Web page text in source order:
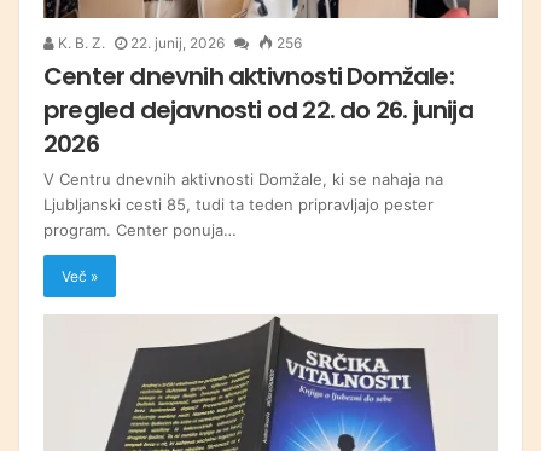
K. B. Z. 22. junij, 2026 256
Center dnevnih aktivnosti Domžale:
pregled dejavnosti od 22. do 26. junija
2026
V Centru dnevnih aktivnosti Domžale, ki se nahaja na
Ljubljanski cesti 85, tudi ta teden pripravljajo pester
program. Center ponuja…
Več »